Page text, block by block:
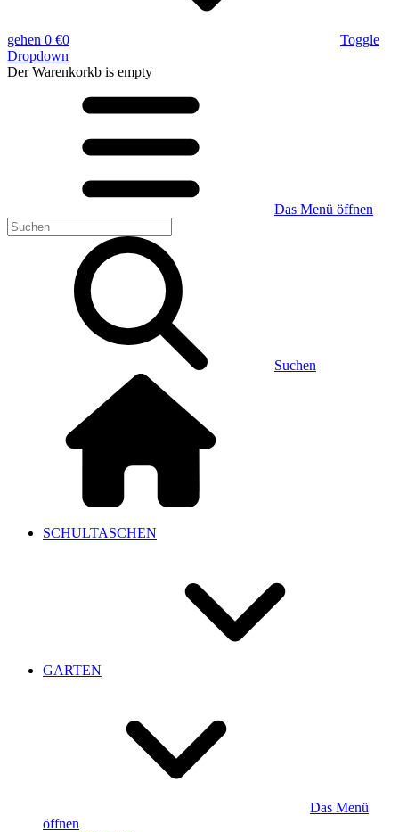
gehen 0 €0
Toggle
Dropdown
Der Warenkorkb is empty
Das Menü öffnen
Suchen
SCHULTASCHEN
GARTEN
Das Menü
öffnen